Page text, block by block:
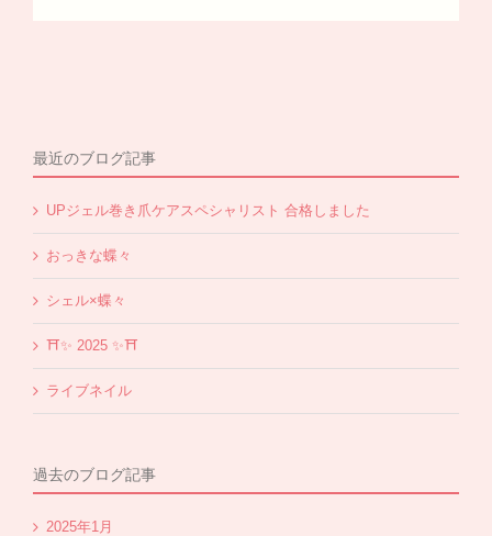
最近のブログ記事
UPジェル巻き爪ケアスペシャリスト 合格しました
おっきな蝶々
シェル×蝶々
⛩✨️ 2025 ✨️⛩
ライブネイル
過去のブログ記事
2025年1月